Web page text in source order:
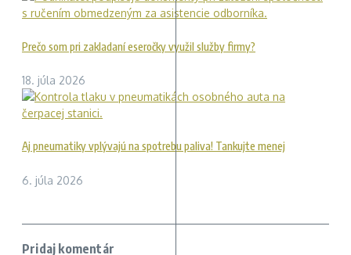
Prečo som pri zakladaní eseročky využil služby firmy?
18. júla 2026
Aj pneumatiky vplývajú na spotrebu paliva! Tankujte menej
6. júla 2026
Pridaj komentár